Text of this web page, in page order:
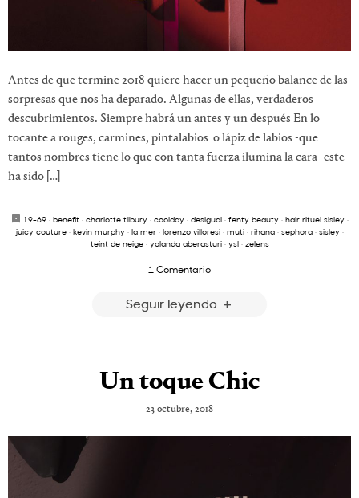
Antes de que termine 2018 quiere hacer un pequeño balance de las
sorpresas que nos ha deparado. Algunas de ellas, verdaderos
descubrimientos. Siempre habrá un antes y un después En lo
tocante a rouges, carmines, pintalabios o lápiz de labios -que
tantos nombres tiene lo que con tanta fuerza ilumina la cara- este
ha sido […]
19-69· benefit· charlotte tilbury· coolday· desigual· fenty beauty· hair rituel sisley·
juicy couture· kevin murphy· la mer· lorenzo villoresi· muti· rihana· sephora· sisley·
teint de neige· yolanda aberasturi· ysl· zelens
1 Comentario
Seguir leyendo
Un toque Chic
23 octubre, 2018